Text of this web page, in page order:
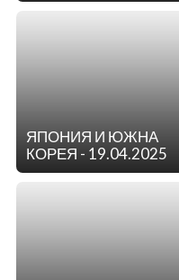
ЯПОНИЯ И ЮЖНА
КОРЕЯ - 19.04.2025